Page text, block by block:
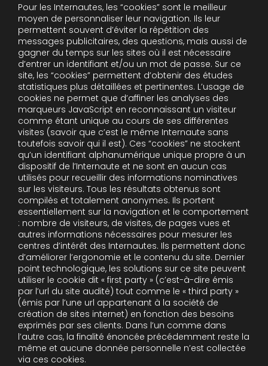
Pour les Internautes, les “cookies” sont le meilleur
moyen de personnaliser leur navigation. Ils leur
permettent souvent d’éviter la répétition des
messages publicitaires, des questions, mais aussi de
gagner du temps sur les sites où il est nécessaire
d’entrer un identifiant et/ou un mot de passe. Sur ce
site, les “cookies” permettent d’obtenir des études
statistiques plus détaillées et pertinentes. L’usage de
cookies ne permet que d’affiner les analyses des
marqueurs JavaScript en reconnaissant un visiteur
comme étant unique au cours de ses différentes
visites (savoir que c’est le même Internaute sans
toutefois savoir qui il est). Ces “cookies” ne stockent
qu’un identifiant alphanumérique unique propre à un
dispositif de l’Internaute et ne sont en aucun cas
utilisés pour recueillir des informations nominatives
sur les visiteurs. Tous les résultats obtenus sont
compilés et totalement anonymes. Ils portent
essentiellement sur la navigation et le comportement
: nombre de visiteurs, de visites, de pages vues et
autres informations nécessaires pour mesurer les
centres d’intérêt des Internautes. Ils permettent donc
d’améliorer l’ergonomie et le contenu du site. Dernier
point technologique, les solutions sur ce site peuvent
utiliser le cookie dit « first party » (c’est-à-dire émis
par l’url du site audité) tout comme le « third party »
(émis par l’une url appartenant à la société de
création de sites internet) en fonction des besoins
exprimés par ses clients. Dans l’un comme dans
l’autre cas, la finalité énoncée précédemment reste la
même et aucune donnée personnelle n’est collectée
via ces cookies.